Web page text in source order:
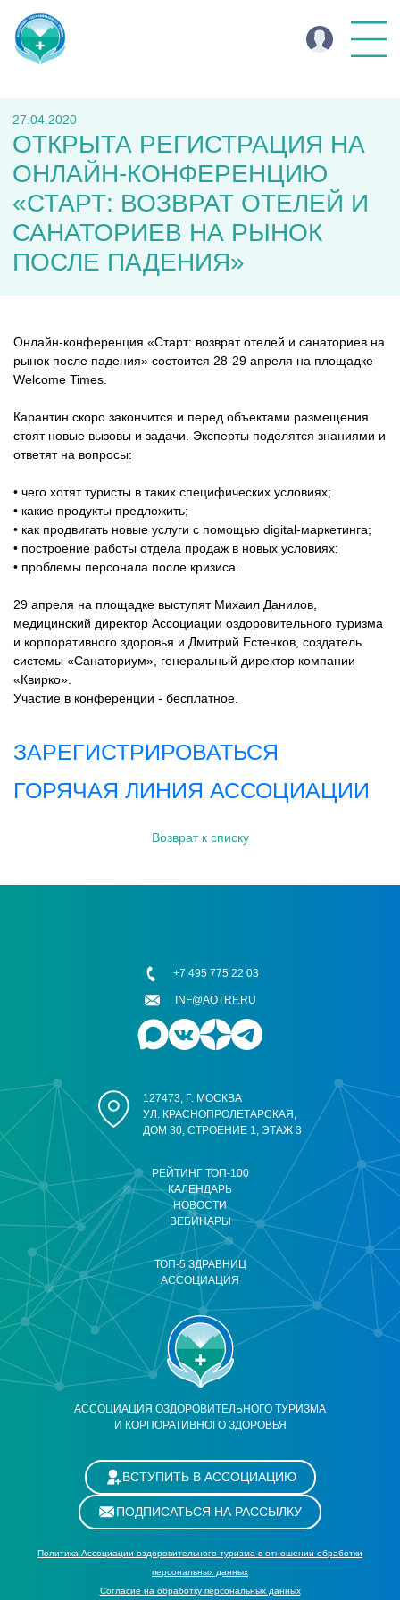
27.04.2020
ОТКРЫТА РЕГИСТРАЦИЯ НА
ОНЛАЙН-КОНФЕРЕНЦИЮ
«СТАРТ: ВОЗВРАТ ОТЕЛЕЙ И
САНАТОРИЕВ НА РЫНОК
ПОСЛЕ ПАДЕНИЯ»
Онлайн-конференция «Старт: возврат отелей и санаториев на
рынок после падения» состоится 28-29 апреля на площадке
Welcome Times.
Карантин скоро закончится и перед объектами размещения
стоят новые вызовы и задачи. Эксперты поделятся знаниями и
ответят на вопросы:
• чего хотят туристы в таких специфических условиях;
• какие продукты предложить;
• как продвигать новые услуги с помощью digital-маркетинга;
• построение работы отдела продаж в новых условиях;
• проблемы персонала после кризиса.
29 апреля на площадке выступят Михаил Данилов,
медицинский директор Ассоциации оздоровительного туризма
и корпоративного здоровья и Дмитрий Естенков, создатель
системы «Санаториум», генеральный директор компании
«Квирко».
Участие в конференции - бесплатное.
ЗАРЕГИСТРИРОВАТЬСЯ
ГОРЯЧАЯ ЛИНИЯ АССОЦИАЦИИ
Возврат к списку
АССОЦИАЦИЯ ОЗДОРОВИТЕЛЬНОГО ТУРИЗМА
И КОРПОРАТИВНОГО ЗДОРОВЬЯ
РЕЙТИНГ ТОП-100
КАЛЕНДАРЬ
НОВОСТИ
ВЕБИНАРЫ
ТОП-5 ЗДРАВНИЦ
АССОЦИАЦИЯ
127473, Г. МОСКВА
УЛ. КРАСНОПРОЛЕТАРСКАЯ,
ДОМ 30, СТРОЕНИЕ 1, ЭТАЖ 3
+7 495 775 22 03
INF@AOTRF.RU
ВСТУПИТЬ В АССОЦИАЦИЮ
ПОДПИСАТЬСЯ НА РАССЫЛКУ
Политика Ассоциации оздоровительного туризма в отношении обработки
персональных данных
Cогласие на обработку персональных данных